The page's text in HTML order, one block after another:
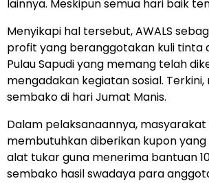
lainnya. Meskipun semua hari baik
Menyikapi hal tersebut, AWALS
profit yang beranggotakan kuli tinta
Pulau Sapudi yang memang telah
mengadakan kegiatan sosial.
sembako di hari Jumat Manis.
Dalam pelaksanaannya,
membutuhkan diberikan kupon
alat tukar guna menerima bantuan
sembako hasil swadaya para